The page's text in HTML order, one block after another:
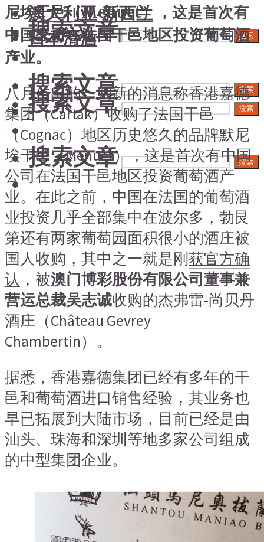
搜索文章 搜索
搜索文章 搜索
澳大利亚-新西兰
日本清酒
搜索文章 搜索
搜索文章 搜索
尼埃干邑（Menuet），这是首次有
中国公司在法国干邑地区投资葡萄酒
产业。
八月传出的一则新的消息称香港嘉德
集团（Cartak）收购了法国干邑
（Cognac）地区历史悠久的品牌默尼
埃干邑（Menuet），这是首次有中国
公司在法国干邑地区投资葡萄酒产
业。在此之前，中国在法国的葡萄酒
业投资几乎全部集中在波尔多，勃艮
第还有两家葡萄园面积很小的酒庄被
国人收购，其中之一就是刚获官方确
认 ，被澳门博彩股份有限公司董事兼
营运总裁吴志诚收购的杰弗雷-尚贝丹
酒庄（Château Gevrey
Chambertin）。
据悉，香港嘉德集团已经有多年的干
邑和葡萄酒进口销售经验，其业务也
早已拓展到大陆市场，目前已经是由
汕头、珠海和深圳等地多家公司组成
的中型集团企业。